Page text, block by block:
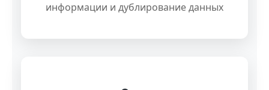
информации и дублирование данных